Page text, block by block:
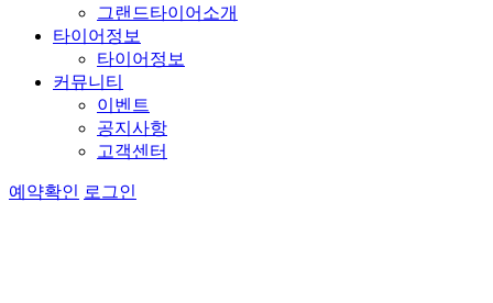
그랜드타이어소개
타이어정보
타이어정보
커뮤니티
이벤트
공지사항
고객센터
예약확인 로그인